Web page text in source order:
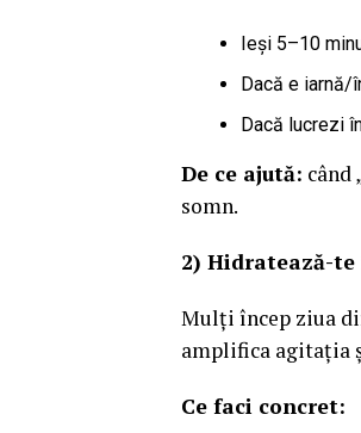
Ieși 5–10
Dacă e iarnă/
Dacă lucrezi
De ce ajută: când
somn.
2) Hidratează-
Mulți încep ziua
amplifica agitația
Ce faci concret: